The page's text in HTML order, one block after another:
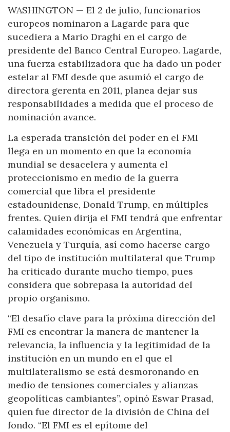
WASHINGTON — El 2 de julio, funcionarios
europeos nominaron a Lagarde para que
sucediera a Mario Draghi en el cargo de
presidente del Banco Central Europeo. Lagarde,
una fuerza estabilizadora que ha dado un poder
estelar al FMI desde que asumió el cargo de
directora gerenta en 2011, planea dejar sus
responsabilidades a medida que el proceso de
nominación avance.
La esperada transición del poder en el FMI
llega en un momento en que la economía
mundial se desacelera y aumenta el
proteccionismo en medio de la guerra
comercial que libra el presidente
estadounidense, Donald Trump, en múltiples
frentes. Quien dirija el FMI tendrá que enfrentar
calamidades económicas en Argentina,
Venezuela y Turquía, así como hacerse cargo
del tipo de institución multilateral que Trump
ha criticado durante mucho tiempo, pues
considera que sobrepasa la autoridad del
propio organismo.
“El desafío clave para la próxima dirección del
FMI es encontrar la manera de mantener la
relevancia, la influencia y la legitimidad de la
institución en un mundo en el que el
multilateralismo se está desmoronando en
medio de tensiones comerciales y alianzas
geopolíticas cambiantes”, opinó Eswar Prasad,
quien fue director de la división de China del
fondo. “El FMI es el epítome del